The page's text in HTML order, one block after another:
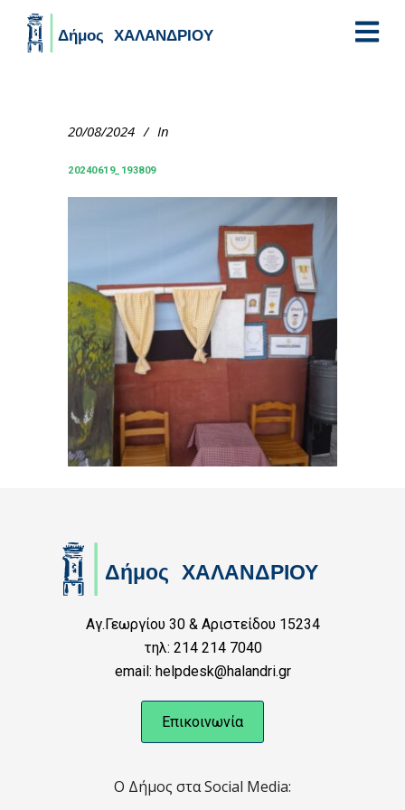
20/08/2024 In
20240619_193809
Αγ.Γεωργίου 30 & Αριστείδου 15234
τηλ: 214 214 7040
email: helpdesk@halandri.gr
Επικοινωνία
Ο Δήμος στα Social Media: